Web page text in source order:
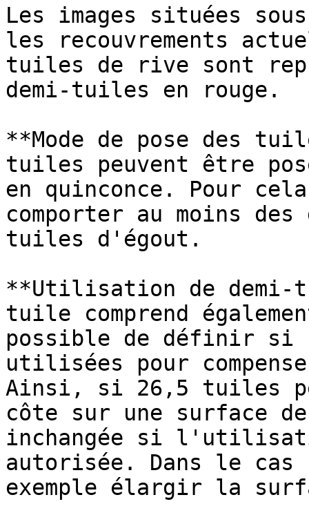
Les images situées
les recouvrements
tuiles de rive sont
demi-tuiles en rouge.
**Mode de pose des
tuiles peuvent être
en quinconce. Pour
comporter au moins
tuiles d'égout.
**Utilisation de demi-
tuile comprend
possible de définir si
utilisées pour
Ainsi, si 26,5 tuiles
côte sur une surface
inchangée si
autorisée. Dans le
exemple élargir la